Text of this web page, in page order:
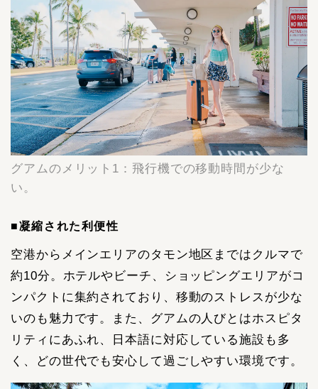
グアムのメリット1：飛行機での移動時間が少な
い。
■凝縮された利便性
空港からメインエリアのタモン地区まではクルマで
約10分。ホテルやビーチ、ショッピングエリアがコ
ンパクトに集約されており、移動のストレスが少な
いのも魅力です。また、グアムの人びとはホスピタ
リティにあふれ、日本語に対応している施設も多
く、どの世代でも安心して過ごしやすい環境です。